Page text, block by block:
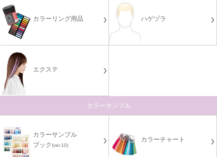
カラーリング用品 ハゲヅラ
エクステ
カラーサンプル
カラーサンプル
ブック(ver.10)
カラーチャート